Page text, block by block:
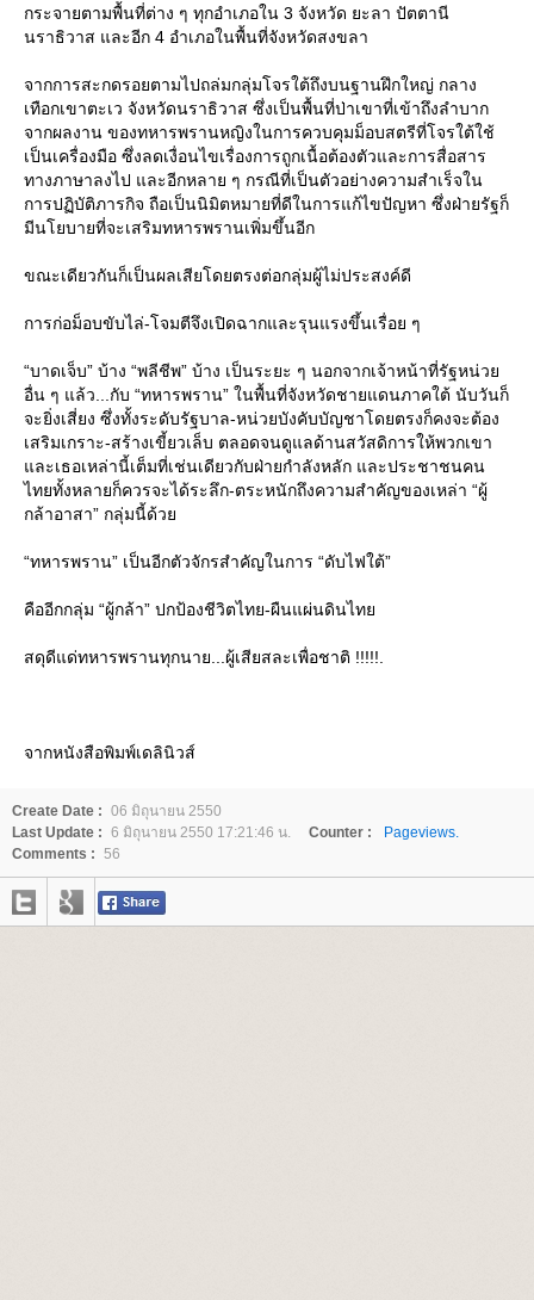
กระจายตามพื้นที่ต่าง ๆ ทุกอำเภอใน 3 จังหวัด ยะลา ปัตตานี
นราธิวาส และอีก 4 อำเภอในพื้นที่จังหวัดสงขลา
จากการสะกดรอยตามไปถล่มกลุ่มโจรใต้ถึงบนฐานฝึกใหญ่ กลาง
เทือกเขาตะเว จังหวัดนราธิวาส ซึ่งเป็นพื้นที่ป่าเขาที่เข้าถึงลำบาก
จากผลงาน ของทหารพรานหญิงในการควบคุมม็อบสตรีที่โจรใต้ใช้
เป็นเครื่องมือ ซึ่งลดเงื่อนไขเรื่องการถูกเนื้อต้องตัวและการสื่อสาร
ทางภาษาลงไป และอีกหลาย ๆ กรณีที่เป็นตัวอย่างความสำเร็จใน
การปฏิบัติภารกิจ ถือเป็นนิมิตหมายที่ดีในการแก้ไขปัญหา ซึ่งฝ่ายรัฐก็
มีนโยบายที่จะเสริมทหารพรานเพิ่มขึ้นอีก
ขณะเดียวกันก็เป็นผลเสียโดยตรงต่อกลุ่มผู้ไม่ประสงค์ดี
การก่อม็อบขับไล่-โจมตีจึงเปิดฉากและรุนแรงขึ้นเรื่อย ๆ
“บาดเจ็บ” บ้าง “พลีชีพ” บ้าง เป็นระยะ ๆ นอกจากเจ้าหน้าที่รัฐหน่ว
อื่น ๆ แล้ว...กับ “ทหารพราน” ในพื้นที่จังหวัดชายแดนภาคใต้ นับวันก็
จะยิ่งเสี่ยง ซึ่งทั้งระดับรัฐบาล-หน่วยบังคับบัญชาโดยตรงก็คงจะต้อง
เสริมเกราะ-สร้างเขี้ยวเล็บ ตลอดจนดูแลด้านสวัสดิการให้พวกเขา
ละเธอเหล่านี้เต็มที่เช่นเดียวกับฝ่ายกำลังหลัก และประชาชนคน
ไทยทั้งหลายก็ควรจะได้ระลึก-ตระหนักถึงความสำคัญของเหล่า “ผู้
กล้าอาสา” กลุ่มนี้ด้ว
“ทหารพราน” เป็นอีกตัวจักรสำคัญในการ “ดับไฟใต้”
คืออีกกลุ่ม “ผู้กล้า” ปกป้องชีวิตไทย-ผืนแผ่นดินไท
สดุดีแด่ทหารพรานทุกนาย...ผู้เสียสละเพื่อชาติ !!!!!.
จากหนังสือพิมพ์เดลินิวส์
Create Date : 06 มิถุนายน 2550
Last Update : 6 มิถุนายน 2550 17:21:46 น. Counter :
Pageviews.
Comments : 56